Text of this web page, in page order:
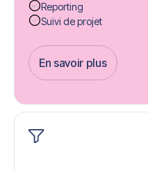
Reporting
Suivi de projet
En savoir plus
Get Started